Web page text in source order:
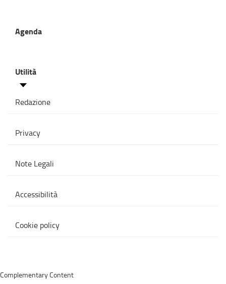
Agenda
Utilità
Redazione
Privacy
Note Legali
Accessibilità
Cookie policy
Complementary Content